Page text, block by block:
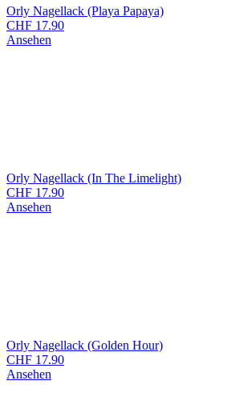
Orly Nagellack (Playa Papaya)
CHF 17.90
Ansehen
Orly Nagellack (In The Limelight)
CHF 17.90
Ansehen
Orly Nagellack (Golden Hour)
CHF 17.90
Ansehen